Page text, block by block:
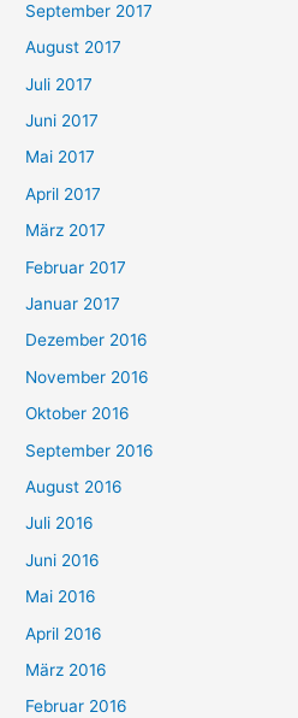
September 2017
August 2017
Juli 2017
Juni 2017
Mai 2017
April 2017
März 2017
Februar 2017
Januar 2017
Dezember 2016
November 2016
Oktober 2016
September 2016
August 2016
Juli 2016
Juni 2016
Mai 2016
April 2016
März 2016
Februar 2016